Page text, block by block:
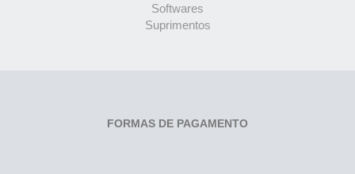
Softwares
Suprimentos
FORMAS DE PAGAMENTO